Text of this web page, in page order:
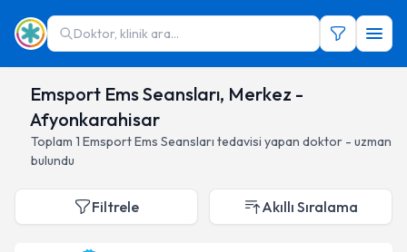
Doktor, klinik ara...
Emsport Ems Seansları, Merkez -
Afyonkarahisar
Toplam 1 Emsport Ems Seansları tedavisi yapan doktor - uzman
bulundu
Filtrele Akıllı Sıralama